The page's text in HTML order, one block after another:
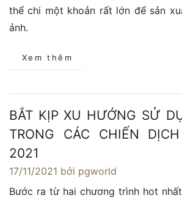
thể chi một khoản rất lớn để sản
ảnh.
Xem thêm
BẮT KỊP XU HƯỚNG SỬ
TRONG CÁC CHIẾN
2021
17/11/2021 bởi pgworld
Bước ra từ hai chương trình hot